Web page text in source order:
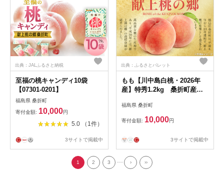
出典：JALふるさと納税
至福の桃キャンディ10袋
【07301-0201】
福島県 桑折町
寄付金額: 10,000円
5.0 （1件）
3サイトで掲載中
出典：ふるさとパレット
もも【川中島白桃・2026年
産】特秀1.2kg 桑折町産
【07301-0227】
福島県 桑折町
寄付金額: 10,000円
3サイトで掲載中
1 2 3 ... › ››